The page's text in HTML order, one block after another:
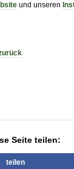
und unseren
Seite teilen:
teilen